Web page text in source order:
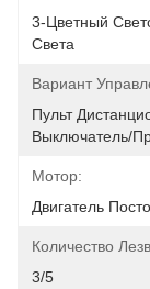
3-Цветный
Света
Вариант
Пульт
Выключатель/
Мотор:
Двигатель
Количество
3/5